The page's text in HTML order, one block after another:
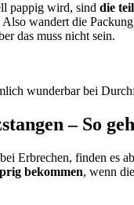
pappig wird, sind die
wandert die
das muss nicht sein.
wunderbar bei
– So
Erbrechen, finden
bekommen, wenn